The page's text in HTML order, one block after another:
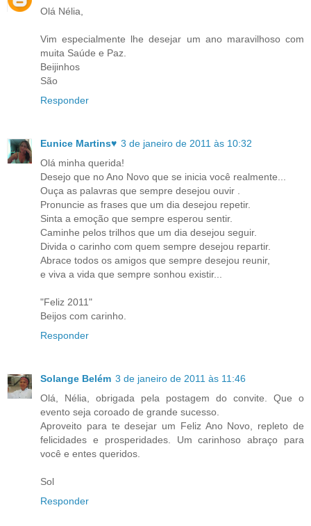
Olá Nélia,
Vim especialmente lhe desejar um ano maravilhoso com
muita Saúde e Paz.
Beijinhos
São
Responder
Eunice Martins♥ 3 de janeiro de 2011 às 10:32
Olá minha querida!
Desejo que no Ano Novo que se inicia você realmente...
Ouça as palavras que sempre desejou ouvir .
Pronuncie as frases que um dia desejou repetir.
Sinta a emoção que sempre esperou sentir.
Caminhe pelos trilhos que um dia desejou seguir.
Divida o carinho com quem sempre desejou repartir.
Abrace todos os amigos que sempre desejou reunir,
e viva a vida que sempre sonhou existir...
"Feliz 2011"
Beijos com carinho.
Responder
Solange Belém 3 de janeiro de 2011 às 11:46
Olá, Nélia, obrigada pela postagem do convite. Que o
evento seja coroado de grande sucesso.
Aproveito para te desejar um Feliz Ano Novo, repleto de
felicidades e prosperidades. Um carinhoso abraço para
você e entes queridos.
Sol
Responder